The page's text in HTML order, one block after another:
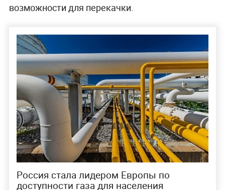
возможности для перекачки.
Россия стала лидером Европы по
доступности газа для населения